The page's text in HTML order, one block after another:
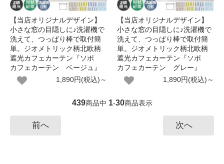
【当店オリジナルデザイン】
小さな窓の目隠しに♪洗濯機で
洗えて、つっぱり棒で取付簡
単。ジオメトリック柄北欧柄
遮光カフェカーテン『ソポ
カフェカーテン ベージュ』
1,890円(税込)～
【当店オリジナルデザイン】
小さな窓の目隠しに♪洗濯機で
洗えて、つっぱり棒で取付簡
単。ジオメトリック柄北欧柄
遮光カフェカーテン『ソポ
カフェカーテン グレー』
1,890円(税込)～
439商品中 1-30商品表示
前へ 次へ